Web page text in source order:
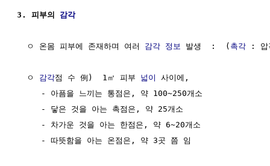
3. 피부의 감각
  ㅇ 온몸 피부에 존재하며 여러
감각 정보 발생  :  ( 촉각 : 압
  ㅇ
감각점 수 例)  1㎡ 피부 넓이
사이에,
     - 아픔을 느끼는 통점은, 약 100~250개소
     - 닿은 것을 아는 촉점은, 약 25개소
     - 차가운 것을 아는 한점은, 약 6~20개소
     - 따뜻함을 아는 온점은, 약 3곳 쯤 임